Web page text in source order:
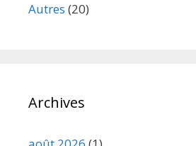
Autres (20)
Archives